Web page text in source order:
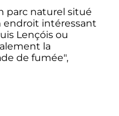
parc naturel situé
endroit intéressant
Lençóis ou
la
de fumée",